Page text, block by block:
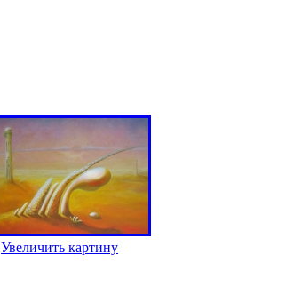
Увеличить картину